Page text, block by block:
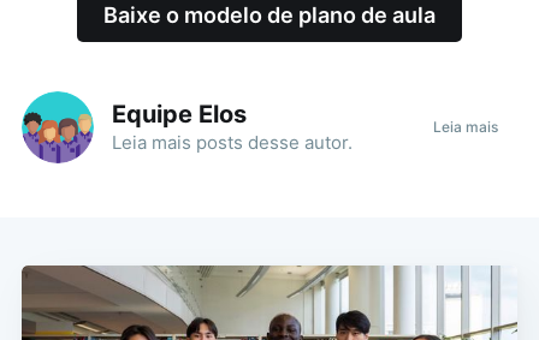
Baixe o modelo de plano de aula
Equipe Elos
Leia mais posts desse autor.
Leia mais